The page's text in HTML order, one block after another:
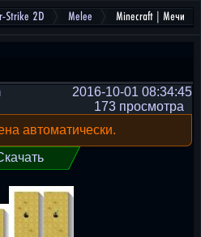
Strike 2D Melee Minecraft | Мечи
2016-10-01 08:34:45
173 просмотра
автоматически.